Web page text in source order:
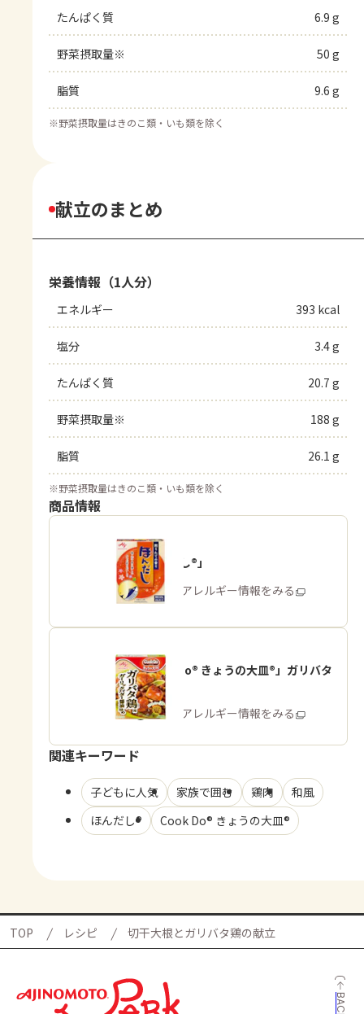
たんぱく質 6.9 g
野菜摂取量※ 50 g
脂質 9.6 g
※野菜摂取量はきのこ類・いも類を除く
献立のまとめ
栄養情報（1人分）
エネルギー 393 kcal
塩分 3.4 g
たんぱく質 20.7 g
野菜摂取量※ 188 g
脂質 26.1 g
※野菜摂取量はきのこ類・いも類を除く
商品情報
「ほんだし®」
商品・アレルギー情報をみる
「Cook Do® きょうの大皿®」ガリバタ
鶏用
商品・アレルギー情報をみる
関連キーワード
子どもに人気 家族で囲む 鶏肉
和風
ほんだし®
Cook Do® きょうの大皿®
TOP レシピ 切干大根とガリバタ鶏の献立